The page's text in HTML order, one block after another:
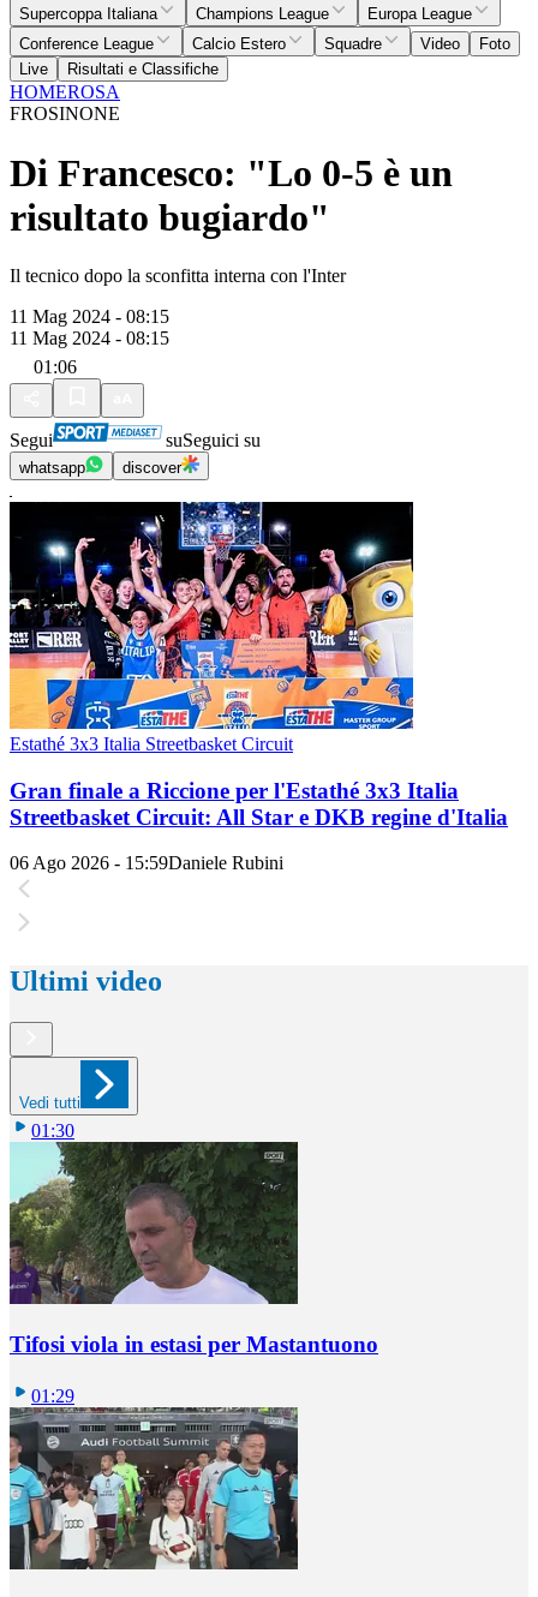
Supercoppa Italiana
Champions League
Europa League
Conference League
Calcio Estero Squadre Video
Foto
Live
Risultati e Classifiche
HOMEROSA
FROSINONE
Di Francesco: "Lo 0-5 è un
risultato bugiardo"
Il tecnico dopo la sconfitta interna con l'Inter
11 Mag 2024 - 08:15
11 Mag 2024 - 08:15
01:06
Segui suSeguici su
whatsapp discover
Estathé 3x3 Italia Streetbasket Circuit
Gran finale a Riccione per l'Estathé 3x3 Italia
Streetbasket Circuit: All Star e DKB regine d'Italia
06 Ago 2026 - 15:59Daniele Rubini
Ultimi video
Vedi tutti
01:30
Tifosi viola in estasi per Mastantuono
01:29